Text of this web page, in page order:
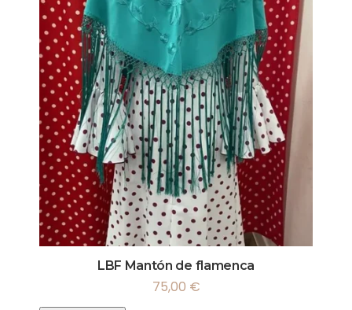
LBF Mantón de flamenca
75,00 €